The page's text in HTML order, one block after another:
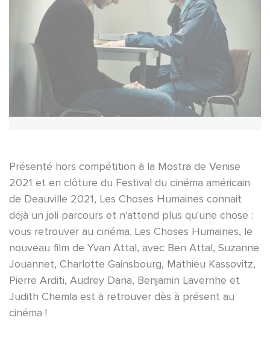
Présenté hors compétition à la Mostra de Venise
2021 et en clôture du Festival du cinéma américain
de Deauville 2021, Les Choses Humaines connait
déjà un joli parcours et n'attend plus qu'une chose :
vous retrouver au cinéma. Les Choses Humaines, le
nouveau film de Yvan Attal, avec Ben Attal, Suzanne
Jouannet, Charlotte Gainsbourg, Mathieu Kassovitz,
Pierre Arditi, Audrey Dana, Benjamin Lavernhe et
Judith Chemla est à retrouver dès à présent au
cinéma !